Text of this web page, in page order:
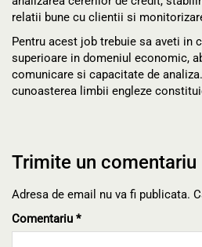
relatii bune cu clientii si
Pentru acest job trebuie sa aveti in
superioare in domeniul economic,
comunicare si capacitate de
cunoasterea limbii engleze
Trimite un comentariu
Adresa de email nu va fi publicata.
Comentariu *